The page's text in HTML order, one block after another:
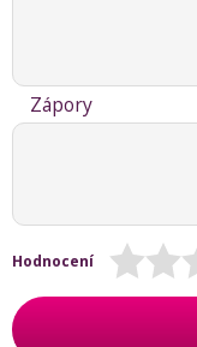
Zápory
Hodnocení